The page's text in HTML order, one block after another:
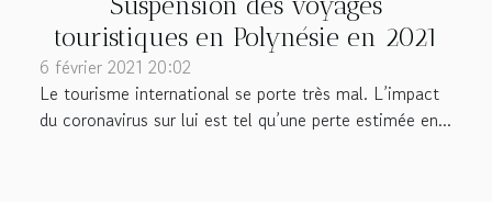
touristiques en Polynésie en 2021
6 février 2021 20:02
Le tourisme international se porte très mal. L’impact
du coronavirus sur lui est tel qu’une perte estimée en...